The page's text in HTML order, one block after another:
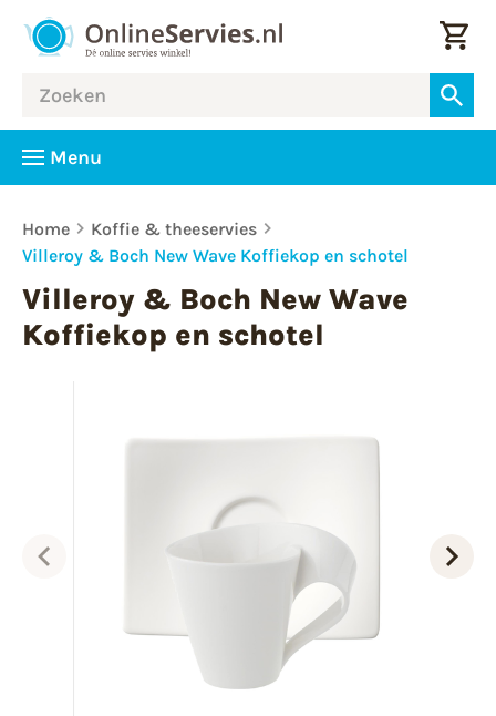
Menu
Home
Koffie & theeservies
Villeroy & Boch New Wave Koffiekop en schotel
Villeroy & Boch New Wave
Koffiekop en schotel